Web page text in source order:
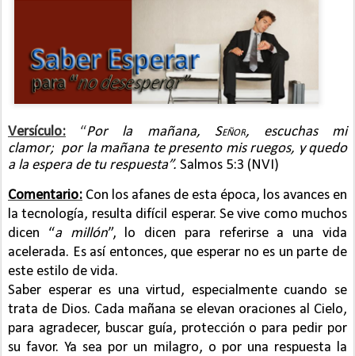
Versículo: “Por la mañana, Señor, escuchas mi
clamor; por la mañana te presento mis ruegos, y quedo
a la espera de tu respuesta”. Salmos 5:3 (NVI)
Comentario: Con los afanes de esta época, los avances en
la tecnología, resulta difícil esperar. Se vive como muchos
dicen “a millón”, lo dicen para referirse a una vida
acelerada. Es así entonces, que esperar no es un parte de
este estilo de vida.
Saber esperar es una virtud, especialmente cuando se
trata de Dios. Cada mañana se elevan oraciones al Cielo,
para agradecer, buscar guía, protección o para pedir por
su favor. Ya sea por un milagro, o por una respuesta la